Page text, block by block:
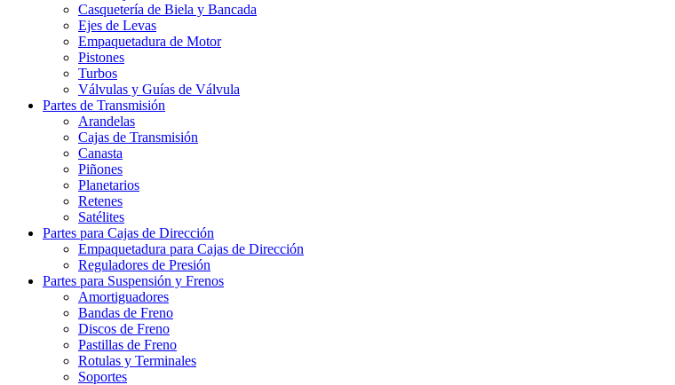
Casquetería de Biela y Bancada
Ejes de Levas
Empaquetadura de Motor
Pistones
Turbos
Válvulas y Guías de Válvula
Partes de Transmisión
Arandelas
Cajas de Transmisión
Canasta
Piñones
Planetarios
Retenes
Satélites
Partes para Cajas de Dirección
Empaquetadura para Cajas de Dirección
Reguladores de Presión
Partes para Suspensión y Frenos
Amortiguadores
Bandas de Freno
Discos de Freno
Pastillas de Freno
Rotulas y Terminales
Soportes